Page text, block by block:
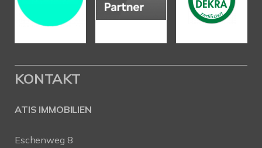
KONTAKT
ATIS IMMOBILIEN
Eschenweg 8